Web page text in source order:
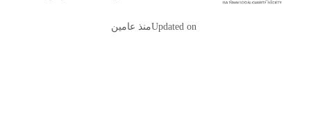
Updated onمنذ عامين